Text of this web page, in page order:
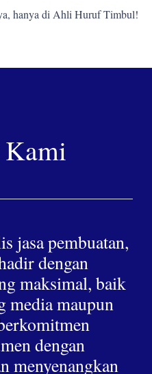
hanya di Ahli Huruf Timbul!
Kami
jasa pembuatan,
dengan
maksimal, baik
media maupun
dengan
menyenangkan